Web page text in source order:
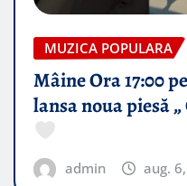
MUZICA POPULARA
Mâine Ora 17:00
lansa noua piesă
admin aug.